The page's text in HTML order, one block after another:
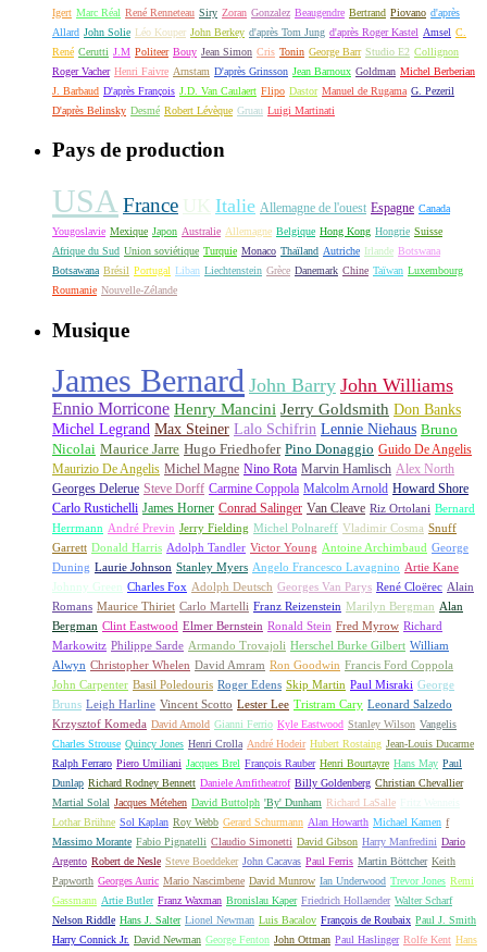
Igert Marc Réal René Renneteau Siry Zoran Gonzalez Beaugendre Bertrand Piovano d'après
Allard John Solie Léo Kouper John Berkey d'après Tom Jung d'après Roger Kastel Amsel C.
René Cerutti J.M Politeer Bouy Jean Simon Cris Tonin George Barr Studio E2 Collignon
Roger Vacher Henri Faivre Arnstam D'après Grinsson Jean Barnoux Goldman Michel Berberian
J. Barbaud D'après François J.D. Van Caulaert Flipo Dastor Manuel de Rugama G. Pezeril
D'après Belinsky Desmé Robert Lévèque Gruau Luigi Martinati
Pays de production
USA France UK Italie Allemagne de l'ouest Espagne Canada
Yougoslavie Mexique Japon Australie Allemagne Belgique Hong Kong Hongrie Suisse
Afrique du Sud Union soviétique Turquie Monaco Thaïland Autriche Irlande Botswana
Botsawana Brésil Portugal Liban Liechtenstein Grèce Danemark Chine Taïwan Luxembourg
Roumanie Nouvelle-Zélande
Musique
James Bernard John Barry John Williams
Ennio Morricone Henry Mancini Jerry Goldsmith Don Banks
Michel Legrand Max Steiner Lalo Schifrin Lennie Niehaus Bruno
Nicolai Maurice Jarre Hugo Friedhofer Pino Donaggio Guido De Angelis
Maurizio De Angelis Michel Magne Nino Rota Marvin Hamlisch Alex North
Georges Delerue Steve Dorff Carmine Coppola Malcolm Arnold Howard Shore
Carlo Rustichelli James Horner Conrad Salinger Van Cleave Riz Ortolani Bernard
Herrmann André Previn Jerry Fielding Michel Polnareff Vladimir Cosma Snuff
Garrett Donald Harris Adolph Tandler Victor Young Antoine Archimbaud George
Duning Laurie Johnson Stanley Myers Angelo Francesco Lavagnino Artie Kane
Johnny Green Charles Fox Adolph Deutsch Georges Van Parys René Cloërec Alain
Romans Maurice Thiriet Carlo Martelli Franz Reizenstein Marilyn Bergman Alan
Bergman Clint Eastwood Elmer Bernstein Ronald Stein Fred Myrow Richard
Markowitz Philippe Sarde Armando Trovajoli Herschel Burke Gilbert William
Alwyn Christopher Whelen David Amram Ron Goodwin Francis Ford Coppola
John Carpenter Basil Poledouris Roger Edens Skip Martin Paul Misraki George
Bruns Leigh Harline Vincent Scotto Lester Lee Tristram Cary Leonard Salzedo
Krzysztof Komeda David Arnold Gianni Ferrio Kyle Eastwood Stanley Wilson Vangelis
Charles Strouse Quincy Jones Henri Crolla André Hodeir Hubert Rostaing Jean-Louis Ducarme
Ralph Ferraro Piero Umiliani Jacques Brel François Rauber Henri Bourtayre Hans May Paul
Dunlap Richard Rodney Bennett Daniele Amfitheatrof Billy Goldenberg Christian Chevallier
Martial Solal Jacques Métehen David Buttolph 'By' Dunham Richard LaSalle
Lothar Brühne Sol Kaplan Roy Webb Gerard Schurmann Alan Howarth Michael Kamen f
Massimo Morante Fabio Pignatelli Claudio Simonetti David Gibson Harry Manfredini Dario
Argento Robert de Nesle Steve Boeddeker John Cacavas Paul Ferris Martin Böttcher Keith
Papworth Georges Auric Mario Nascimbene David Munrow Ian Underwood Trevor Jones Remi
Gassmann Artie Butler Franz Waxman Bronislau Kaper Friedrich Hollaender Walter Scharf
Nelson Riddle Hans J. Salter Lionel Newman Luis Bacalov François de Roubaix Paul J. Smith
Harry Connick Jr. David Newman George Fenton John Ottman Paul Haslinger Rolfe Kent Hans